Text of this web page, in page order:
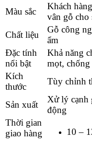
Màu sắc
Khách
vân gỗ cho
Chất liệu
Gỗ công
ẩm
Đặc tính
nổi bật
Khả năng
mọt,
Kích
thước
Tùy chỉnh
Sản xuất
Xử lý cạnh
động
Thời gian
giao hàng
10 –